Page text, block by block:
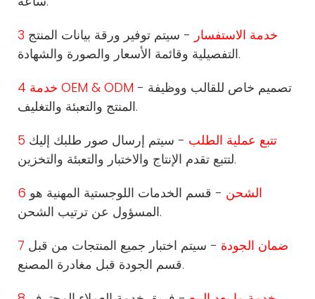
3 خدمة الاستفسار - سيتم توفير ورقة بيانات المنتج
التفصيلية وقائمة الأسعار والصورة والشهادة.
4 خدمة OEM & ODM - تصميم خاص للقالب ووظيفة
المنتج والتعبئة والتغليف.
5 تتبع عملية الطلب - سيتم إرسال صور طلبك إليك
لتتبع تقدم الإنتاج والاختبار والتعبئة والتخزين.
6 الشحن - قسم الخدمات اللوجستية المهنية هو
المسؤول عن ترتيب الشحن.
7 ضمان الجودة - سيتم اختبار جميع المنتجات من قبل
قسم الجودة قبل مغادرة المصنع.